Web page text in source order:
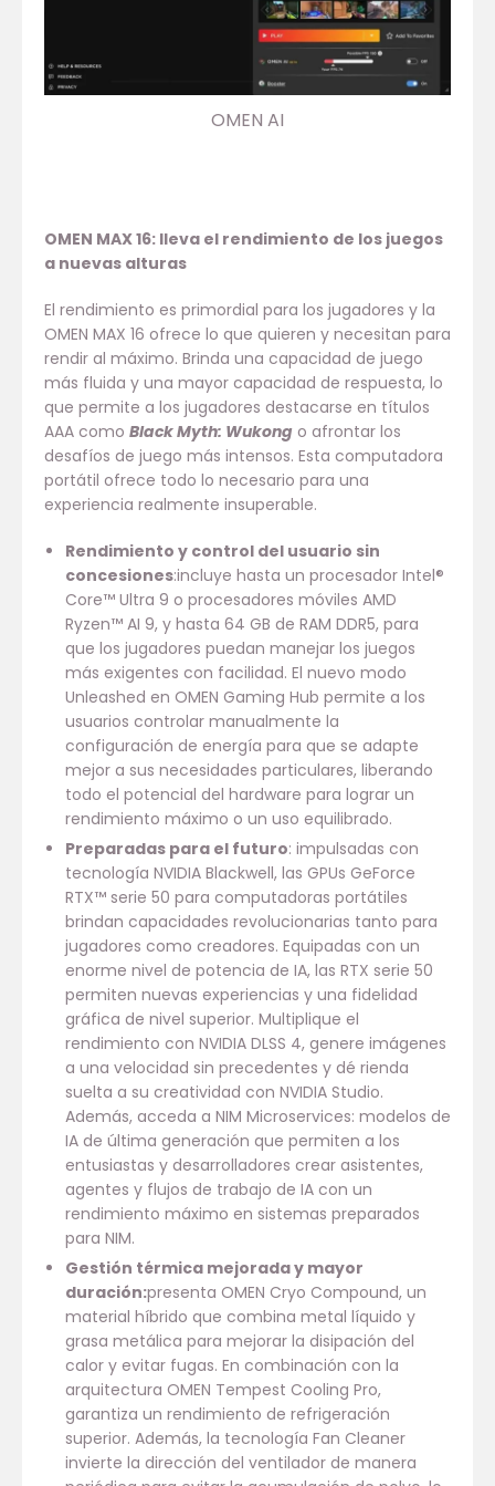
OMEN AI
OMEN MAX 16: lleva el rendimiento de los juegos
a nuevas alturas
El rendimiento es primordial para los jugadores y la
OMEN MAX 16 ofrece lo que quieren y necesitan para
rendir al máximo. Brinda una capacidad de juego
más fluida y una mayor capacidad de respuesta, lo
que permite a los jugadores destacarse en títulos
AAA como Black Myth: Wukong o afrontar los
desafíos de juego más intensos. Esta computadora
portátil ofrece todo lo necesario para una
experiencia realmente insuperable.
Rendimiento y control del usuario sin
concesiones:incluye hasta un procesador Intel®
Core™ Ultra 9 o procesadores móviles AMD
Ryzen™ AI 9, y hasta 64 GB de RAM DDR5, para
que los jugadores puedan manejar los juegos
más exigentes con facilidad. El nuevo modo
Unleashed en OMEN Gaming Hub permite a los
usuarios controlar manualmente la
configuración de energía para que se adapte
mejor a sus necesidades particulares, liberando
todo el potencial del hardware para lograr un
rendimiento máximo o un uso equilibrado.
Preparadas para el futuro: impulsadas con
tecnología NVIDIA Blackwell, las GPUs GeForce
RTX™ serie 50 para computadoras portátiles
brindan capacidades revolucionarias tanto para
jugadores como creadores. Equipadas con un
enorme nivel de potencia de IA, las RTX serie 50
permiten nuevas experiencias y una fidelidad
gráfica de nivel superior. Multiplique el
rendimiento con NVIDIA DLSS 4, genere imágenes
a una velocidad sin precedentes y dé rienda
suelta a su creatividad con NVIDIA Studio.
Además, acceda a NIM Microservices: modelos de
IA de última generación que permiten a los
entusiastas y desarrolladores crear asistentes,
agentes y flujos de trabajo de IA con un
rendimiento máximo en sistemas preparados
para NIM.
Gestión térmica mejorada y mayor
duración:presenta OMEN Cryo Compound, un
material híbrido que combina metal líquido y
grasa metálica para mejorar la disipación del
calor y evitar fugas. En combinación con la
arquitectura OMEN Tempest Cooling Pro,
garantiza un rendimiento de refrigeración
superior. Además, la tecnología Fan Cleaner
invierte la dirección del ventilador de manera